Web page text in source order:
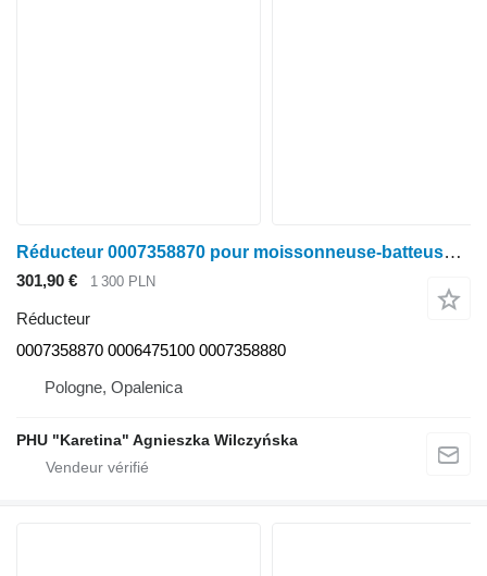
Réducteur 0007358870 pour moissonneuse-batteuse Claas Lexion Tucano
301,90 € 1 300 PLN
Réducteur
0007358870 0006475100 0007358880
Pologne, Opalenica
PHU "Karetina" Agnieszka Wilczyńska